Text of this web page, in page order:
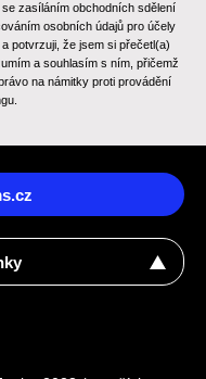
zasíláním obchodních sdělení
osobních údajů pro účely
potvrzuji, že jsem si přečetl(a)
a souhlasím s ním, přičemž
na námitky proti provádění